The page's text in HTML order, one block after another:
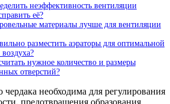
неэффективность вентиляции
её?
материалы лучше для вентиляции
разместить аэраторы для оптимальной
нужное количество и размеры
отверстий?
необходима для регулирования
предотвращения образования